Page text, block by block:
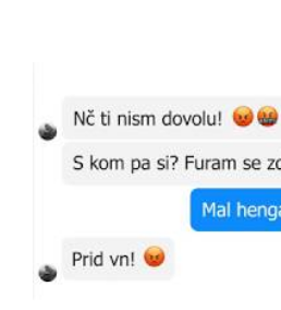
Tvoje življenje je
Video